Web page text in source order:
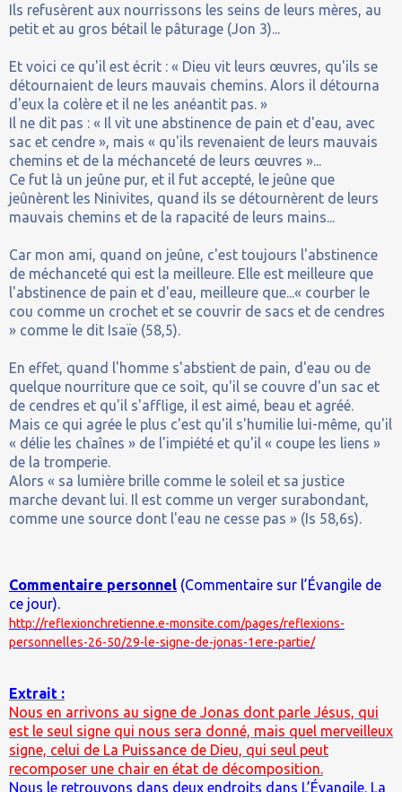
Ils refusèrent aux nourrissons les seins de leurs mères, au
petit et au gros bétail le pâturage (Jon 3)...
Et voici ce qu'il est écrit : « Dieu vit leurs œuvres, qu'ils se
détournaient de leurs mauvais chemins. Alors il détourna
d'eux la colère et il ne les anéantit pas. »
Il ne dit pas : « Il vit une abstinence de pain et d'eau, avec
sac et cendre », mais « qu'ils revenaient de leurs mauvais
chemins et de la méchanceté de leurs œuvres »...
Ce fut là un jeûne pur, et il fut accepté, le jeûne que
jeûnèrent les Ninivites, quand ils se détournèrent de leurs
mauvais chemins et de la rapacité de leurs mains...
Car mon ami, quand on jeûne, c'est toujours l'abstinence
de méchanceté qui est la meilleure. Elle est meilleure que
l'abstinence de pain et d'eau, meilleure que...« courber le
cou comme un crochet et se couvrir de sacs et de cendres
» comme le dit Isaïe (58,5).
En effet, quand l'homme s'abstient de pain, d'eau ou de
quelque nourriture que ce soit, qu'il se couvre d'un sac et
de cendres et qu'il s'afflige, il est aimé, beau et agréé.
Mais ce qui agrée le plus c'est qu'il s'humilie lui-même, qu'il
« délie les chaînes » de l'impiété et qu'il « coupe les liens »
de la tromperie.
Alors « sa lumière brille comme le soleil et sa justice
marche devant lui. Il est comme un verger surabondant,
comme une source dont l'eau ne cesse pas » (Is 58,6s).
Commentaire personnel (Commentaire sur l’Évangile de
ce jour).
http://reflexionchretienne.e-monsite.com/pages/reflexions-
personnelles-26-50/29-le-signe-de-jonas-1ere-partie/
Extrait :
Nous en arrivons au signe de Jonas dont parle Jésus, qui
est le seul signe qui nous sera donné, mais quel merveilleux
signe, celui de La Puissance de Dieu, qui seul peut
recomposer une chair en état de décomposition.
Nous le retrouvons dans deux endroits dans L’Évangile. La